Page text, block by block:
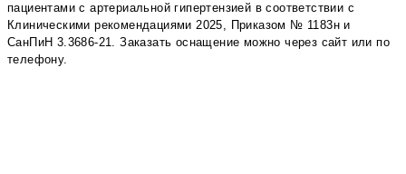
пациентами с артериальной гипертензией в соответствии с
Клиническими рекомендациями 2025, Приказом № 1183н и
СанПиН 3.3686-21. Заказать оснащение можно через сайт или по
телефону.